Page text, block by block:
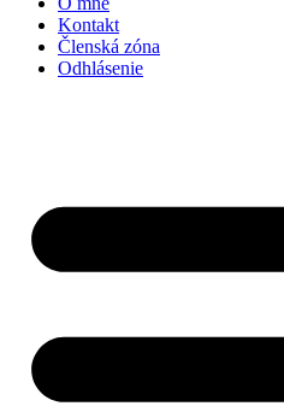
Kontakt
Členská zóna
Odhlásenie